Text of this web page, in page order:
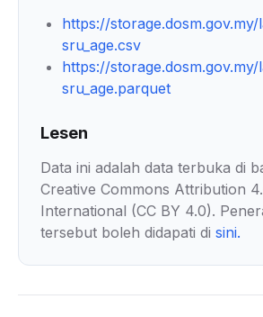
https://storage.dosm.gov.my/
sru_age.csv
https://storage.dosm.gov.my/
sru_age.parquet
Lesen
Data ini adalah data terbuka di
Creative Commons Attribution
International (CC BY 4.0).
tersebut boleh didapati di sini.